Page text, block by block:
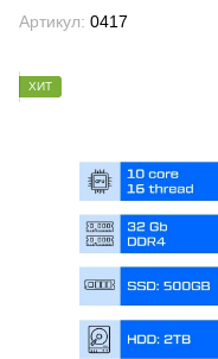
Артикул: 0417
ХИТ